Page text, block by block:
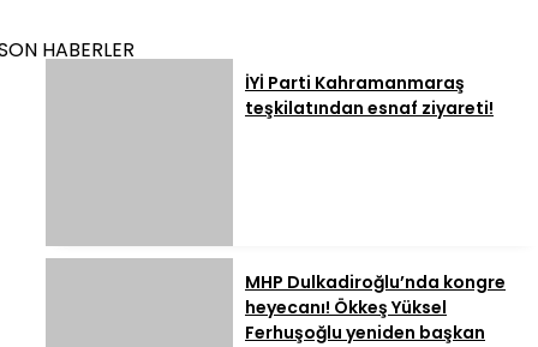
HABERLER
İYİ Parti Kahramanmaraş
teşkilatından esnaf ziyareti!
MHP Dulkadiroğlu’nda kongre
heyecanı! Ökkeş Yüksel
Ferhuşoğlu yeniden başkan